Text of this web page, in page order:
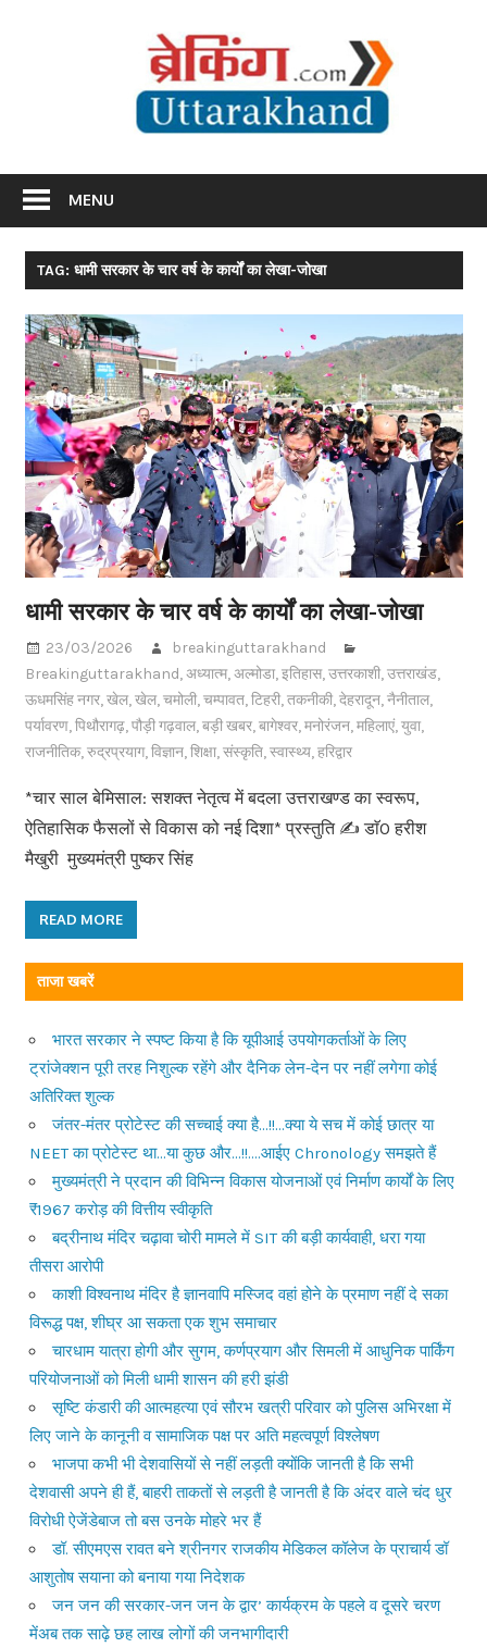
MENU
TAG: धामी सरकार के चार वर्ष के कार्यों का लेखा-जोखा
धामी सरकार के चार वर्ष के कार्यों का लेखा-जोखा
23/03/2026
breakinguttarakhand
Breakinguttarakhand,अध्यात्म,अल्मोडा,इतिहास,उत्तरकाशी,उत्तराखंड,
ऊधमसिंह नगर,खेल,खेल,चमोली,चम्पावत,टिहरी,तकनीकी,देहरादून,नैनीताल,
पर्यावरण,पिथौरागढ़,पौड़ी गढ़वाल,बड़ी खबर,बागेश्वर,मनोरंजन,महिलाएं,युवा,
राजनीतिक,रुद्रप्रयाग,विज्ञान,शिक्षा,संस्कृति,स्वास्थ्य,हरिद्वार
*चार साल बेमिसाल: सशक्त नेतृत्व में बदला उत्तराखण्ड का स्वरूप,
ऐतिहासिक फैसलों से विकास को नई दिशा* प्रस्तुति ✍️ डाॅ0 हरीश
मैखुरी मुख्यमंत्री पुष्कर सिंह
READ MORE
ताजा खबरें
भारत सरकार ने स्पष्ट किया है कि यूपीआई उपयोगकर्ताओं के लिए
ट्रांजेक्शन पूरी तरह निशुल्क रहेंगे और दैनिक लेन-देन पर नहीं लगेगा कोई
अतिरिक्त शुल्क
जंतर-मंतर प्रोटेस्ट की सच्चाई क्या है…!!…क्या ये सच में कोई छात्र या
NEET का प्रोटेस्ट था…या कुछ और…!!….आईए Chronology समझते हैं
मुख्यमंत्री ने प्रदान की विभिन्न विकास योजनाओं एवं निर्माण कार्यों के लिए
₹1967 करोड़ की वित्तीय स्वीकृति
बद्रीनाथ मंदिर चढ़ावा चोरी मामले में SIT की बड़ी कार्यवाही, धरा गया
तीसरा आरोपी
काशी विश्वनाथ मंदिर है ज्ञानवापि मस्जिद वहां होने के प्रमाण नहीं दे सका
विरूद्ध पक्ष, शीघ्र आ सकता एक शुभ समाचार
चारधाम यात्रा होगी और सुगम, कर्णप्रयाग और सिमली में आधुनिक पार्किंग
परियोजनाओं को मिली धामी शासन की हरी झंडी
सृष्टि कंडारी की आत्महत्या एवं सौरभ खत्री परिवार को पुलिस अभिरक्षा में
लिए जाने के कानूनी व सामाजिक पक्ष पर अति महत्वपूर्ण विश्लेषण
भाजपा कभी भी देशवासियों से नहीं लड़ती क्योंकि जानती है कि सभी
देशवासी अपने ही हैं, बाहरी ताकतों से लड़ती है जानती है कि अंदर वाले चंद धुर
विरोधी ऐजेंडेबाज तो बस उनके मोहरे भर हैं
डॉ. सीएमएस रावत बने श्रीनगर राजकीय मेडिकल कॉलेज के प्राचार्य डॉ
आशुतोष सयाना को बनाया गया निदेशक
जन जन की सरकार-जन जन के द्वार’ कार्यक्रम के पहले व दूसरे चरण
मेंअब तक साढ़े छह लाख लोगों की जनभागीदारी